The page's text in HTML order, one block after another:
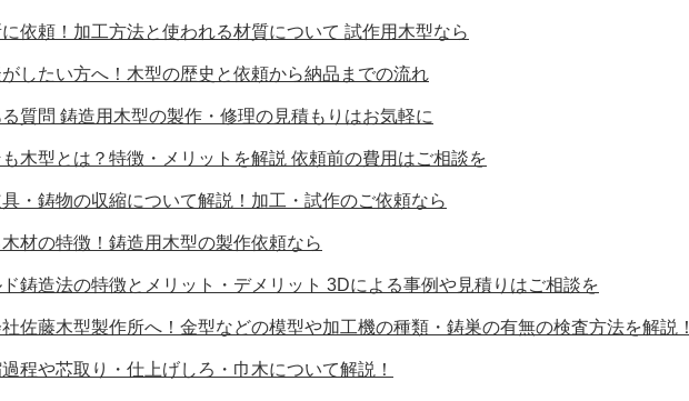
依頼！加工方法と使われる材質について 試作用木型なら
したい方へ！木型の歴史と依頼から納品までの流れ
質問 鋳造用木型の製作・修理の見積もりはお気軽に
木型とは？特徴・メリットを解説 依頼前の費用はご相談を
・鋳物の収縮について解説！加工・試作のご依頼なら
材の特徴！鋳造用木型の製作依頼なら
鋳造法の特徴とメリット・デメリット 3Dによる事例や見積りはご相談を
佐藤木型製作所へ！金型などの模型や加工機の種類・鋳巣の有無の検査方法を解説！
程や芯取り・仕上げしろ・巾木について解説！